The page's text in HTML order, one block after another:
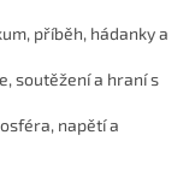
příběh, hádanky a
soutěžení a hraní s
napětí a